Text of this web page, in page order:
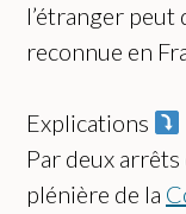
l’étranger
reconnue en
Explications
Par deux
plénière de la